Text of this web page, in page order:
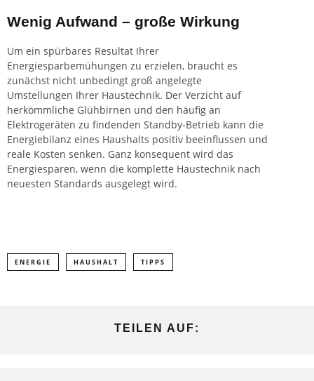
Wenig Aufwand – große Wirkung
Um ein spürbares Resultat Ihrer
Energiesparbemühungen zu erzielen, braucht es
zunächst nicht unbedingt groß angelegte
Umstellungen Ihrer Haustechnik. Der Verzicht auf
herkömmliche Glühbirnen und den häufig an
Elektrogeräten zu findenden Standby-Betrieb kann die
Energiebilanz eines Haushalts positiv beeinflussen und
reale Kosten senken. Ganz konsequent wird das
Energiesparen, wenn die komplette Haustechnik nach
neuesten Standards ausgelegt wird.
ENERGIE HAUSHALT TIPPS
TEILEN AUF: